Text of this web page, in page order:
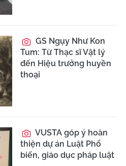
GS Ngụy Như Kon
Tum: Từ Thạc sĩ Vật lý
đến Hiệu trưởng huyền
thoại
VUSTA góp ý hoàn
thiện dự án Luật Phổ
biến, giáo dục pháp luật